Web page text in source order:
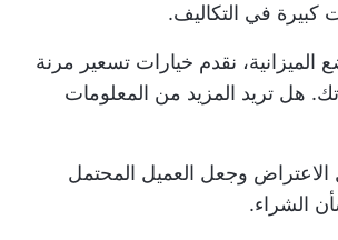
كبيرة في التكاليف.
نقدم خيارات تسعير مرنة
هل تريد المزيد من المعلومات
الاعتراض وجعل العميل المحتمل
الشراء.